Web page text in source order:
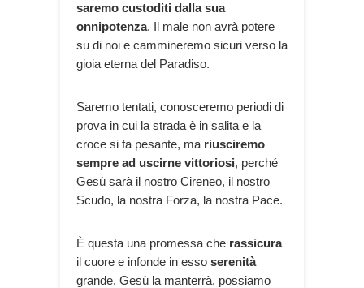
saremo custoditi dalla sua
onnipotenza. Il male non avrà potere
su di noi e cammineremo sicuri verso la
gioia eterna del Paradiso.
Saremo tentati, conosceremo periodi di
prova in cui la strada è in salita e la
croce si fa pesante, ma riusciremo
sempre ad uscirne vittoriosi, perché
Gesù sarà il nostro Cireneo, il nostro
Scudo, la nostra Forza, la nostra Pace.
È questa una promessa che rassicura
il cuore e infonde in esso serenità
grande. Gesù la manterrà, possiamo